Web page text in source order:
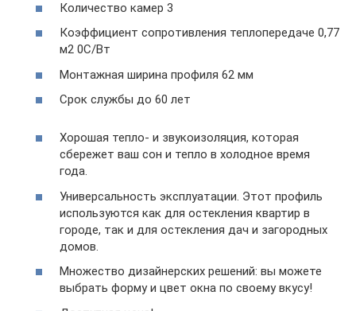
Количество камер 3
Коэффициент сопротивления теплопередаче 0,77
м2 0С/Вт
Монтажная ширина профиля 62 мм
Срок службы до 60 лет
Хорошая тепло- и звукоизоляция, которая
сбережет ваш сон и тепло в холодное время
года.
Универсальность эксплуатации. Этот профиль
используются как для остекления квартир в
городе, так и для остекления дач и загородных
домов.
Множество дизайнерских решений: вы можете
выбрать форму и цвет окна по своему вкусу!